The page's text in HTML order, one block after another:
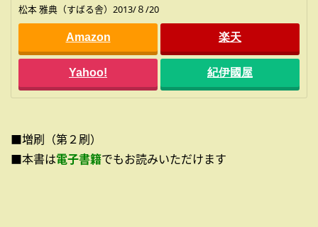
松本 雅典（すばる舎）2013/８/20
Amazon 楽天
Yahoo! 紀伊國屋
■増刷（第２刷）
■本書は電子書籍でもお読みいただけます